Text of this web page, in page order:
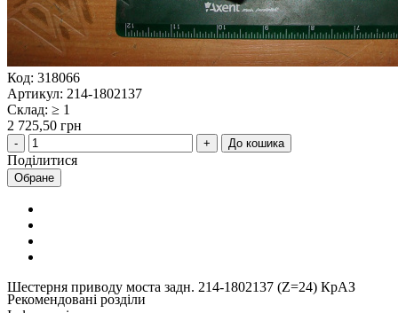
Код: 318066
Артикул: 214-1802137
Склад: ≥ 1
2 725,50 грн
До кошика
Поділитися
Обране
Шестерня приводу моста задн. 214-1802137 (Z=24) КрАЗ
Рекомендовані розділи